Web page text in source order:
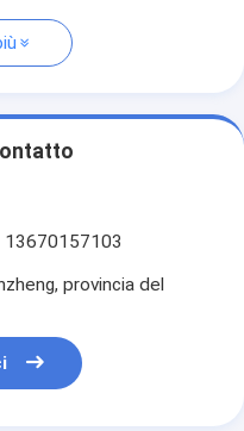
provincia del